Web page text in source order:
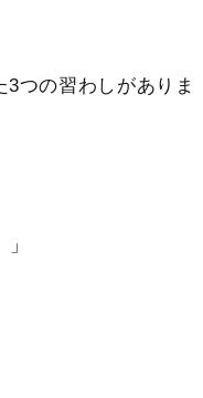
つの習わしがありま